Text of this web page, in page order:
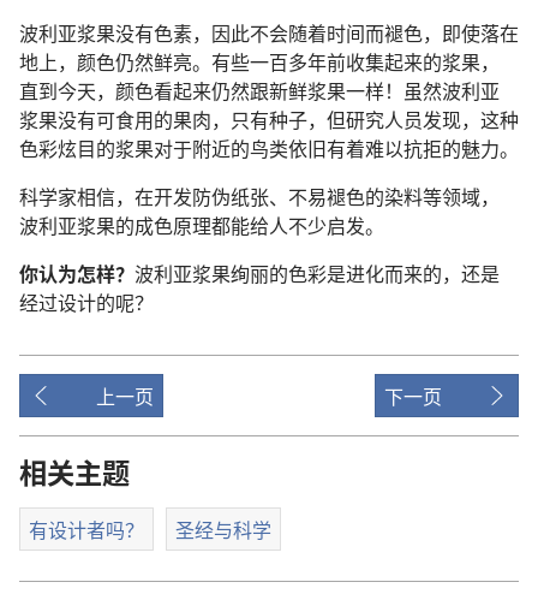
波利亚浆果没有色素， 因此不会随着时间而褪色， 即使落在
地上， 颜色仍然鲜亮。 有些一百多年前收集起来的浆果，
直到今天， 颜色看起来仍然跟新鲜浆果一样！ 虽然波利亚
浆果没有可食用的果肉， 只有种子， 但研究人员发现， 这种
色彩炫目的浆果对于附近的鸟类依旧有着难以抗拒的魅力。
科学家相信， 在开发防伪纸张、 不易褪色的染料等领域，
波利亚浆果的成色原理都能给人不少启发。
你认为怎样？ 波利亚浆果绚丽的色彩是进化而来的， 还是
经过设计的呢？
上一页 下一页
相关主题
有设计者吗？ 圣经与科学